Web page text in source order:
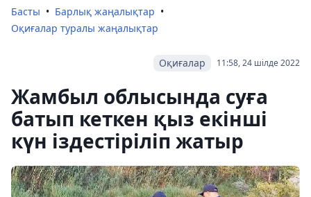
Басты
Барлық жаңалықтар
Оқиғалар туралы жаңалықтар
11:58, 24 шілде 2022
Оқиғалар
Жамбыл облысында суға
батып кеткен қыз екінші
күн іздестіріліп жатыр